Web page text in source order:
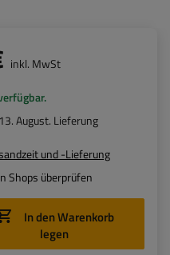
inkl. MwSt
13. August. Lieferung
und -Lieferung
Shops überprüfen
legen